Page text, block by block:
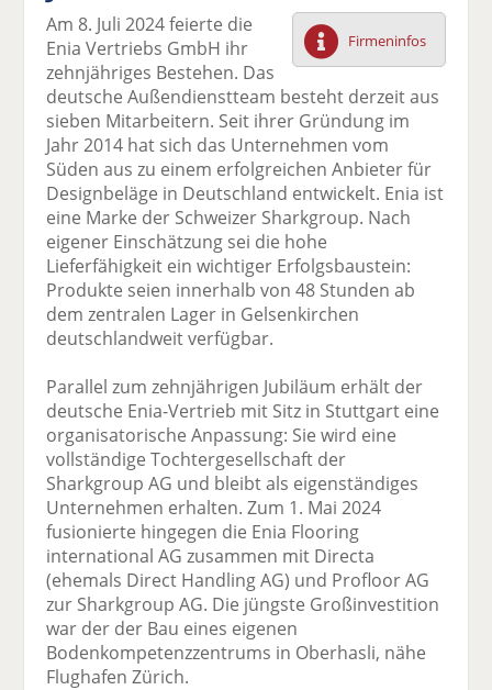
F
ac
e
b
o
o
k
te
il
n
tt
er
n
Li
n
k
e
di
n
te
il
e
E
m
ai
l
v
se
n
d
n
ck
e
n
Firmeninfos
Am 8. Juli 2024 feierte die
Enia Vertriebs GmbH ihr
zehnjähriges Bestehen. Das
deutsche Außendienstteam besteht derzeit aus
sieben Mitarbeitern. Seit ihrer Gründung im
Jahr 2014 hat sich das Unternehmen vom
Süden aus zu einem erfolgreichen Anbieter für
Designbeläge in Deutschland entwickelt. Enia ist
eine Marke der Schweizer Sharkgroup. Nach
eigener Einschätzung sei die hohe
Lieferfähigkeit ein wichtiger Erfolgsbaustein:
Produkte seien innerhalb von 48 Stunden ab
dem zentralen Lager in Gelsenkirchen
deutschlandweit verfügbar.
Parallel zum zehnjährigen Jubiläum erhält der
deutsche Enia-Vertrieb mit Sitz in Stuttgart eine
organisatorische Anpassung: Sie wird eine
vollständige Tochtergesellschaft der
Sharkgroup AG und bleibt als eigenständiges
Unternehmen erhalten. Zum 1. Mai 2024
fusionierte hingegen die Enia Flooring
international AG zusammen mit Directa
(ehemals Direct Handling AG) und Profloor AG
zur Sharkgroup AG. Die jüngste Großinvestition
war der der Bau eines eigenen
Bodenkompetenzzentrums in Oberhasli, nähe
Flughafen Zürich.